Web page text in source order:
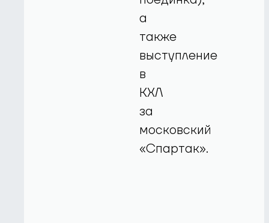
а
также
выступление
в
КХЛ
за
московский
«Спартак».